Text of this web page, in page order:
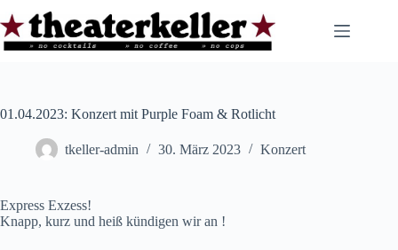
Inhalt
springen
01.04.2023: Konzert mit Purple Foam & Rotlicht
tkeller-admin 30. März 2023 Konzert
Express Exzess!
Knapp, kurz und heiß kündigen wir an !